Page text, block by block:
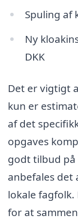
Spuling af
Ny
DKK
Det er vigtigt
kun er
af det
opgaves
godt tilbud på
anbefales
lokale
for at